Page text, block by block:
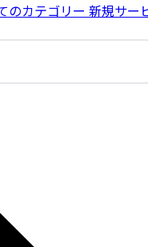
のカテゴリー 新規サー